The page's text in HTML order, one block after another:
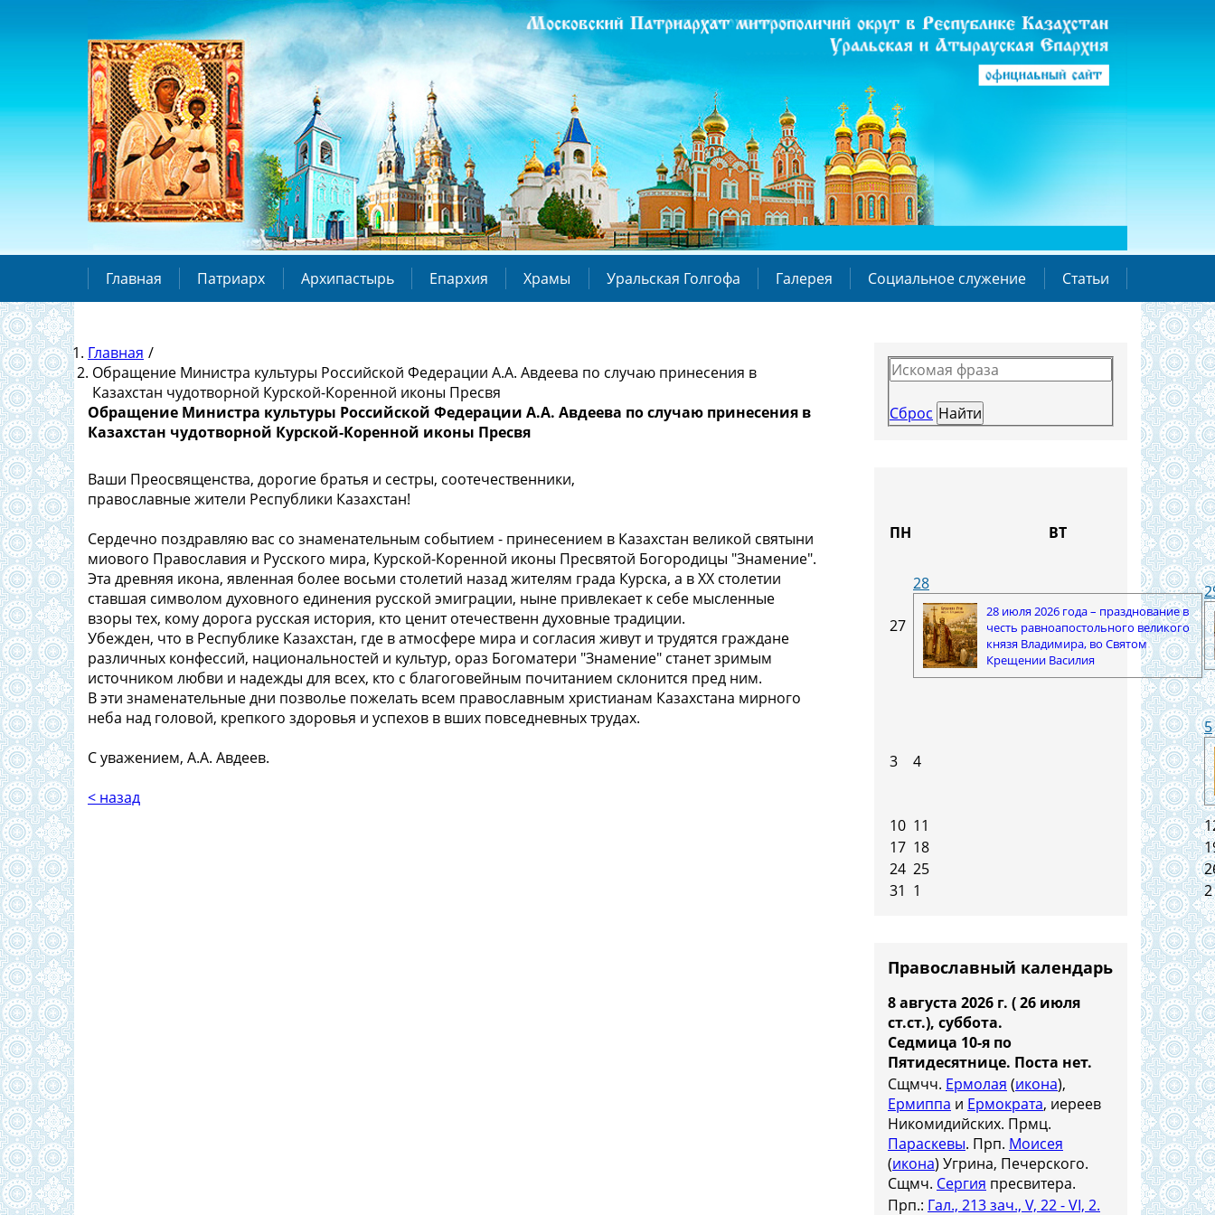
Главная Патриарх Архипастырь Епархия Храмы Уральская Голгофа Галерея Социальное служение Статьи
Главная /
Обращение Министра культуры Российской Федерации А.А. Авдеева по случаю принесения в
Казахстан чудотворной Курской-Коренной иконы Пресвя
Обращение Министра культуры Российской Федерации А.А. Авдеева по случаю принесения в
Казахстан чудотворной Курской-Коренной иконы Пресвя
Ваши Преосвященства, дорогие братья и сестры, соотечественники,
православные жители Республики Казахстан!
Сердечно поздравляю вас со знаменательным событием - принесением в Казахстан великой святыни
миового Православия и Русского мира, Курской-Коренной иконы Пресвятой Богородицы "Знамение".
Эта древняя икона, явленная более восьми столетий назад жителям града Курска, а в ХХ столетии
ставшая символом духовного единения русской эмиграции, ныне привлекает к себе мысленные
взоры тех, кому дорога русская история, кто ценит отечественн духовные традиции.
Убежден, что в Республике Казахстан, где в атмосфере мира и согласия живут и трудятся граждане
различных конфессий, национальностей и культур, ораз Богоматери "Знамение" станет зримым
источником любви и надежды для всех, кто с благоговейным почитанием склонится пред ним.
В эти знаменательные дни позволье пожелать всем православным христианам Казахстана мирного
неба над головой, крепкого здоровья и успехов в вших повседневных трудах.
С уважением, А.А. Авдеев.
< назад
Сброс
ПН ВТ
27
28
28 июля 2026 года – празднование в
честь равноапостольного великого
князя Владимира, во Святом
Крещении Василия
3 4
5
10 11
17 18
24 25
31 1 2
Православный календарь
8 августа 2026 г. ( 26 июля
ст.ст.), суббота.
Седмица 10-я по
Пятидесятнице. Поста нет.
Сщмчч. Ермолая (икона),
Ермиппа и Ермократа, иереев
Никомидийских. Прмц.
Параскевы. Прп. Моисея
(икона) Угрина, Печерского.
Сщмч. Сергия пресвитера.
Прп.: Гал., 213 зач., V, 22 - VI, 2.